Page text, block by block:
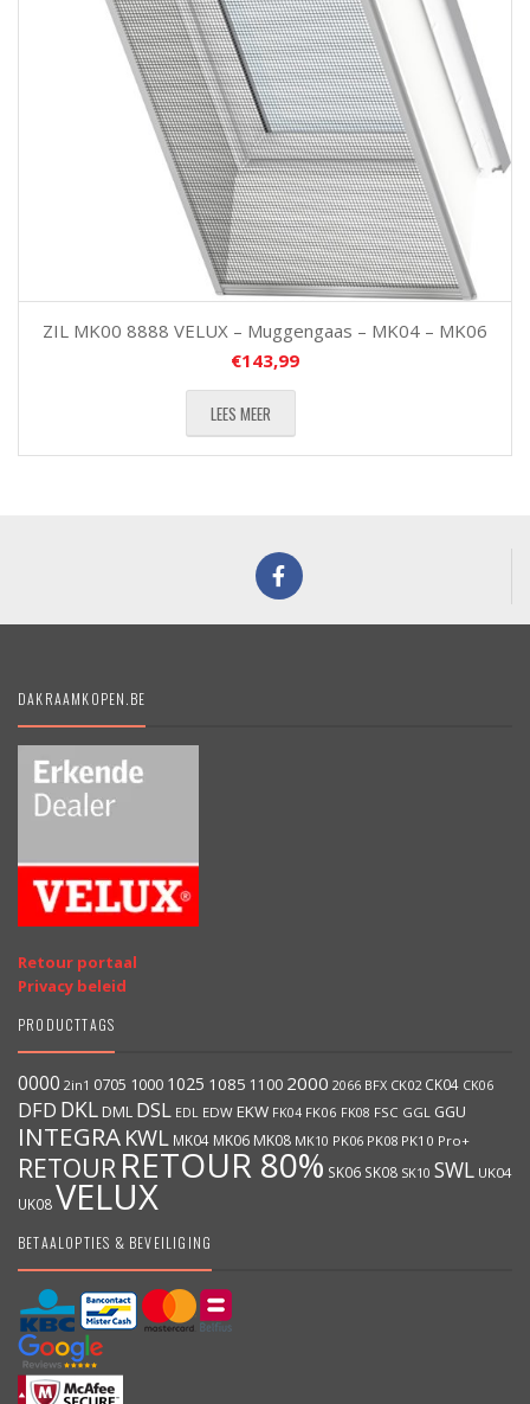
ZIL MK00 8888 VELUX – Muggengaas – MK04 – MK06
€143,99
LEES MEER
DAKRAAMKOPEN.BE
Retour portaal
Privacy beleid
PRODUCTTAGS
0000 2in1 0705 1000 1025 1085 1100 2000 2066 BFX CK02 CK04 CK06
DFD DKL DML DSL EDL EDW EKW FK04 FK06 FK08 FSC GGL GGU
INTEGRA KWL MK04 MK06 MK08 MK10 PK06 PK08 PK10 Pro+
RETOUR RETOUR 80% SK06 SK08 SK10 SWL UK04
UK08VELUX
BETAALOPTIES & BEVEILIGING